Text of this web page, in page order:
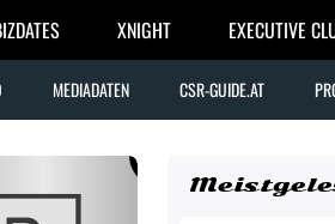
XNIGHT EXECUTIVE
MEDIADATEN CSR-GUIDE.AT